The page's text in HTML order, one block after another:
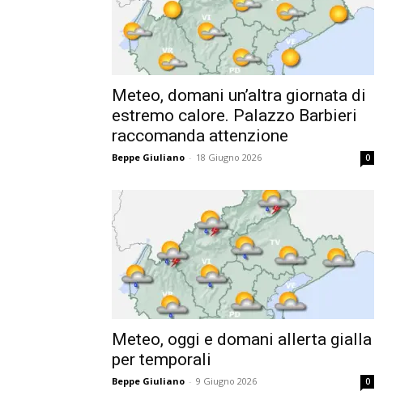
Meteo, domani un’altra giornata di
estremo calore. Palazzo Barbieri
raccomanda attenzione
Beppe Giuliano - 18 Giugno 2026 0
Meteo, oggi e domani allerta gialla
per temporali
Beppe Giuliano - 9 Giugno 2026 0